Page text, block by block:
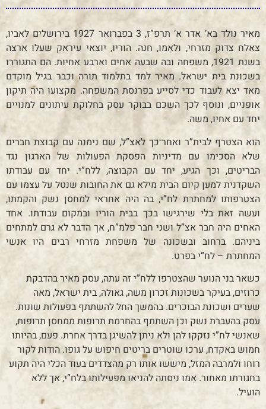
מאיר נולד בא’ אדר א’ תרפ”ז, 3 בפברואר 1927 בירושלים לאביו,
צאלח צדוק מזרחי, ולאִמו, חנה. הוריו, יוצאי עיראק שעלו ארצה
בשנת 1921, משפחה ובה שבעה אחים וארבע אחיות. הם התגוררו
בשכונת בית ישראל. מאיר למד בתלמוד תורה וכבר בגיל מוקדם
מאד יצא לעבוד כדי לסייע בפרנסת המשפחה. מקצועו היה תיקון
אופניים, ונוסף לכך השכם בבוקר עסק בחלוקת עיתונים למנויים
יחד עם אחִיו, משה.
הוא הצטרף לבית”ר ואחר־כך לאצ”ל, שם נימנה עם קבוצת חברים
שלא הסכימו עם מדיניות הפסקת הפעולות של הארגון נגד
הבריטים, וכך הגיע, יחד עם הקבוצה, ללח”י. יחד עם עבודתו
השקדנית למען קיום הבית מילא גם את החובות שנטל על עצמו עם
הצטרפותו למחתרת לח”י, בה היה אחראי למחסן נשק והקמתו,
ועשה זאת בלי שירגישו בכך בבית הוריו ובמקום עבודתו. אחד
האחים היה חבר אצ”ל ושני חבר פלמ”ח, אך הדבר לא גרם למתחים
ביניהם. ברחוב ובשכונה של משפחת מזרחי רבים היו אנשי
המחתרת – לח”י בפרט.
כשאר בני הנוער שהצטרפו ללח”י זה עתה, עסק מאיר בהדבקת
כרוזים, בעיקר בשכונות זכרון משה, גאולה, בית ישראל, מאה
שערים ושכונת הבוכרים. בהמשך החל להשתתף בפעולות שונות.
עסק בהעברת נשק וכן השתתף בהחרמת תרופות ממחסן תרופות,
שאנשי לח”י נזקקו להן ולא ניתן להשיגן בדרך אחרת. פעם, בהיותו
חמוש באקדח, ערכו שוטרים בריטים חיפוש על גופו. הודות לקור
רוחו ולמרבה המזל, מיששו אותו רק מהצדדים בעוד הכלי היה תקוע
בחגורתו מאחור. אִמו ניסתה להניאו מפעילותו בלח”י, אך ללא
הועיל.